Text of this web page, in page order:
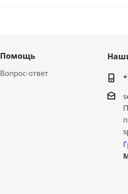
Помощь
Вопрос-ответ